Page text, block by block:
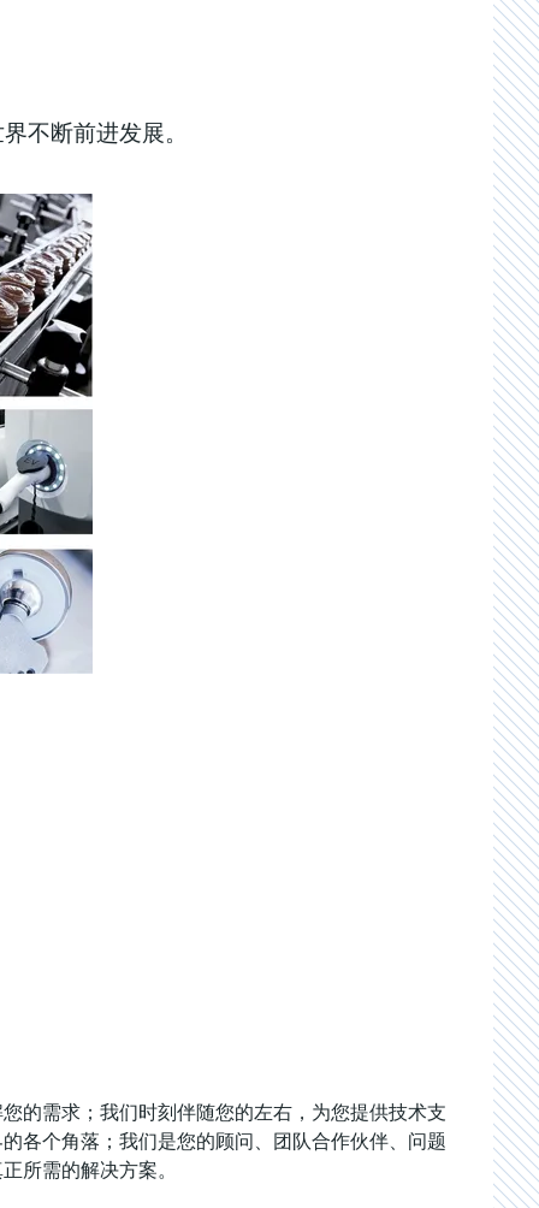
不断前进发展。
的需求；我们时刻伴随您的左右，为您提供技术支
各个角落；我们是您的顾问、团队合作伙伴、问题
所需的解决方案。